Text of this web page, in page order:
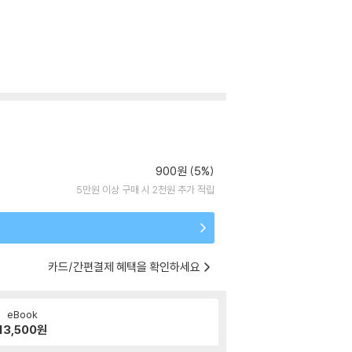
900원 (5%)
5만원 이상 구매 시 2천원 추가 적립
카드/간편결제 혜택을 확인하세요
eBook
원